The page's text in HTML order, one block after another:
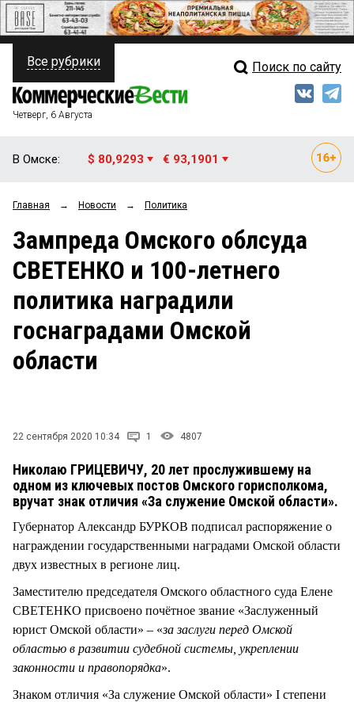
ПОЛИТИКА
ФИНАНСЫ
ОБЩЕСТВО
ЗАКОН
СТИЛЬ ЖИЗНИ
Свежий выпуск
Рейтинги
Блоги
Архив
Все рубрики Поиск по сайту
Четверг, 6 Августа
В Омске: $ 80,9293 € 93,1901
Главная → Новости → Политика
Зампреда Омского облсуда
СВЕТЕНКО и 100-летнего
политика наградили
госнаградами Омской
области
22 сентября 2020 10:34 1 4807
Николаю ГРИЦЕВИЧУ, 20 лет прослужившему на
одном из ключевых постов Омского горисполкома,
вручат знак отличия «За служение Омской области».
Губернатор Александр БУРКОВ подписал распоряжение о
награждении государственными наградами Омской области
двух известных в регионе лиц.
Заместителю председателя Омского областного суда Елене
СВЕТЕНКО присвоено почётное звание «Заслуженный
юрист Омской области» – «за заслуги перед Омской
областью в развитии судебной системы, укреплении
законности и правопорядка».
Знаком отличия «За служение Омской области» I степени